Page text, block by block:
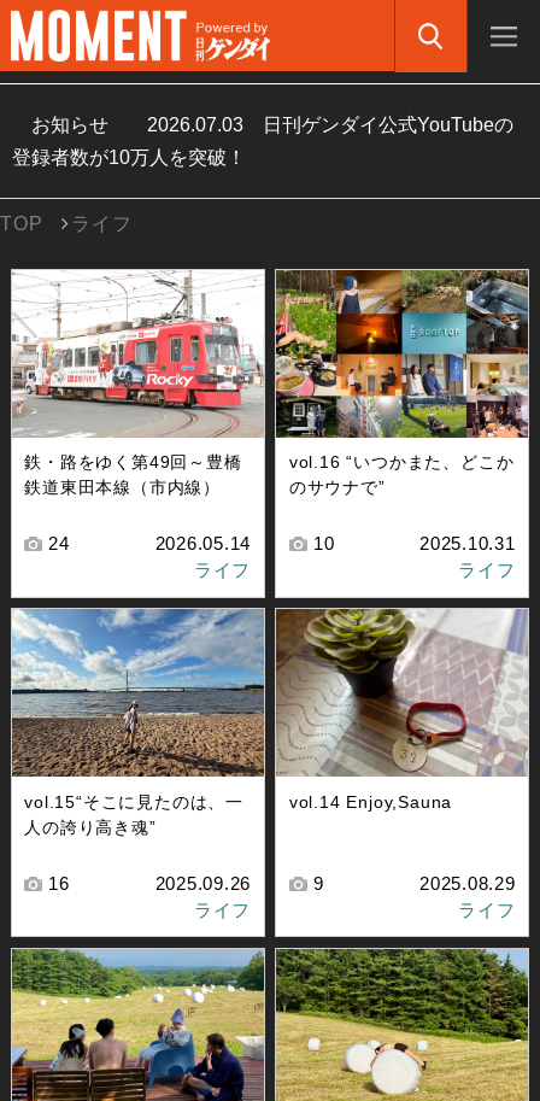
お知らせ 2026.07.03
日刊ゲンダイ公式YouTubeの
登録者数が10万人を突破！
TOP ライフ
鉄・路をゆく第49回～豊橋
鉄道東田本線（市内線）
24
2026.05.14
ライフ
vol.16 “いつかまた、どこか
のサウナで”
10
2025.10.31
ライフ
vol.15“そこに見たのは、一
人の誇り高き魂”
16
2025.09.26
ライフ
vol.14 Enjoy,Sauna
9
2025.08.29
ライフ